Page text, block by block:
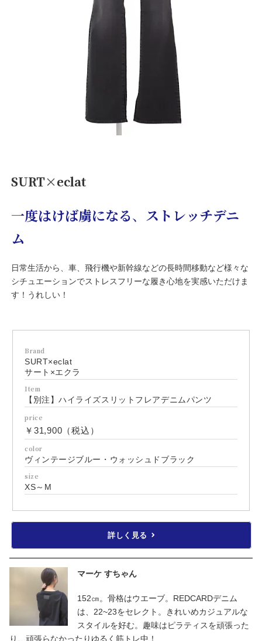
SURT×eclat
一度はけば虜になる、 ストレッチデニ
ム
日常生活から、車、飛行機や新幹線などの長時間移動など様々な
シチュエーションでストレスフリーな履き心地を実感いただけま
す！うれしい！
Brand
SURT×eclat
サート×エクラ
Item
【別注】ハイライズスリットフレアデニムパンツ
price
￥31,900（税込）
color
ヴィンテージブルー・ウォッシュドブラック
size
XS～M
詳しく見る
マーケ すちゃん
152㎝。骨格はウエーブ。REDCARDデニム
は、22~23をセレクト。きれいめカジュアルな
スタイルを好む。趣味はピラティスを頑張った
り、頑張らなかったりゆるく筋トレ中！